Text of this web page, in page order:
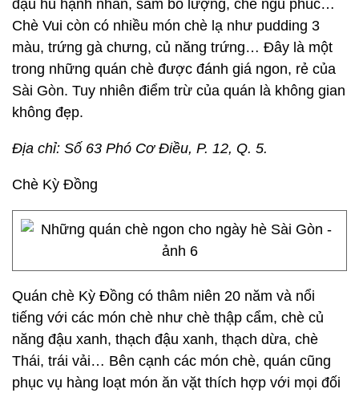
đậu hũ hạnh nhân, sâm bổ lượng, chè ngũ phúc…
Chè Vui còn có nhiều món chè lạ như pudding 3
màu, trứng gà chưng, củ năng trứng… Đây là một
trong những quán chè được đánh giá ngon, rẻ của
Sài Gòn. Tuy nhiên điểm trừ của quán là không gian
không đẹp.
Địa chỉ: Số 63 Phó Cơ Điều, P. 12, Q. 5.
Chè Kỳ Đồng
Quán chè Kỳ Đồng có thâm niên 20 năm và nổi
tiếng với các món chè như chè thập cẩm, chè củ
năng đậu xanh, thạch đậu xanh, thạch dừa, chè
Thái, trái vải… Bên cạnh các món chè, quán cũng
phục vụ hàng loạt món ăn vặt thích hợp với mọi đối